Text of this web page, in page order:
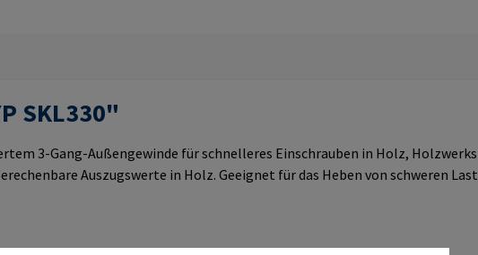
SKL330"
3-Gang-Außengewinde für schnelleres Einschrauben in Holz,
Auszugswerte in Holz. Geeignet für das Heben von schweren